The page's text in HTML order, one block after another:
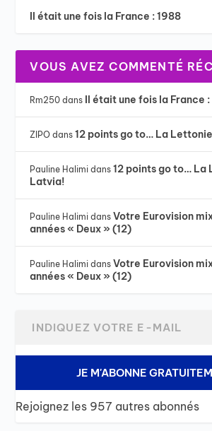
Il était une fois la France : 1988
VOUS AVEZ COMMENTÉ
Rm250 dans Il était une fois la France :
ZIPO dans12 points go to… La
Pauline Halimi dans12 points go to… La
Latvia!
Pauline Halimi dansVotre Eurovision
années « Deux » (12)
Pauline Halimi dansVotre Eurovision
années « Deux » (12)
JE M'ABONNE
Rejoignez les 957 autres abonnés